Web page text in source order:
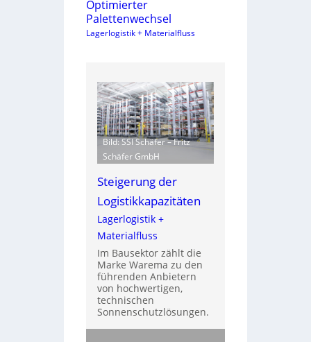
Optimierter
Palettenwechsel
Lagerlogistik + Materialfluss
Bild: SSI Schäfer – Fritz
Schäfer GmbH
Steigerung der
Logistikkapazitäten
Lagerlogistik +
Materialfluss
Im Bausektor zählt die
Marke Warema zu den
führenden Anbietern
von hochwertigen,
technischen
Sonnenschutzlösungen.